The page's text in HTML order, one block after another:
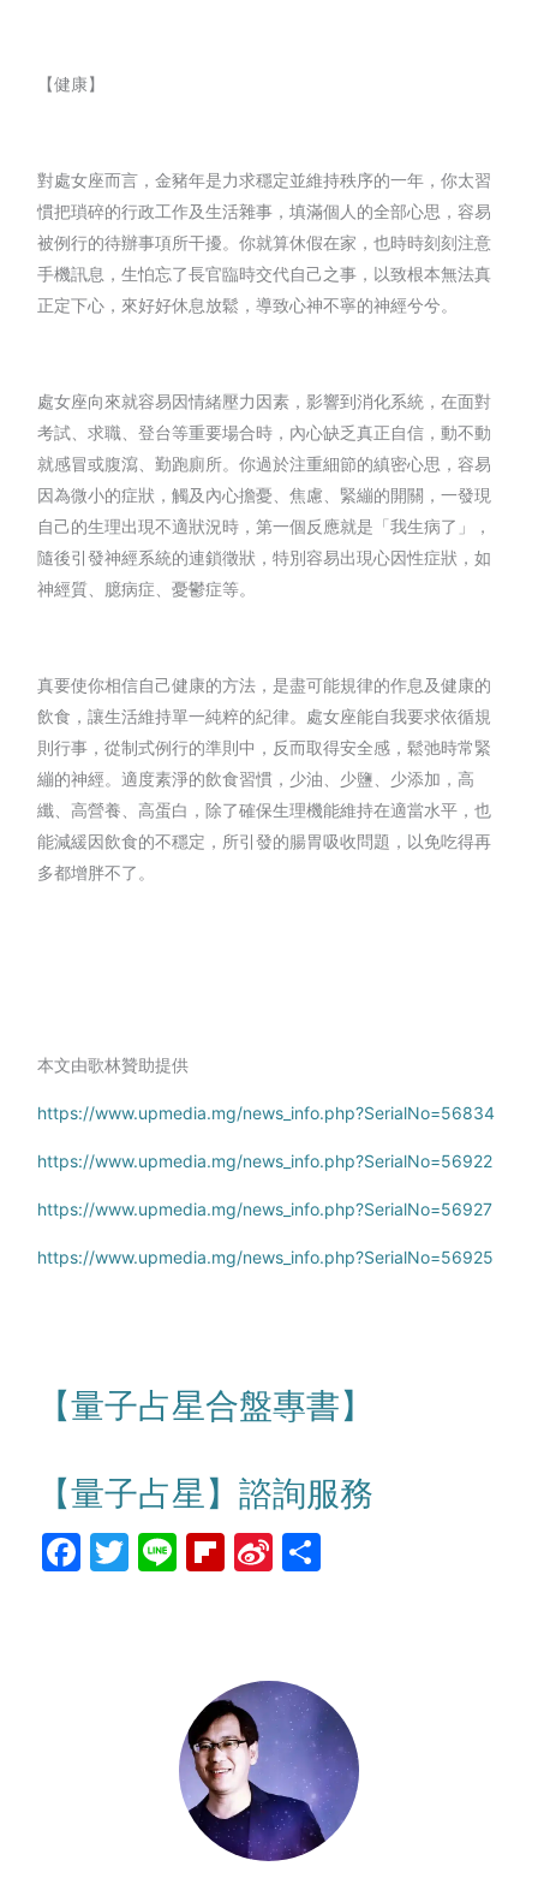
【健康】
對處女座而言，金豬年是力求穩定並維持秩序的一年，你太習
慣把瑣碎的行政工作及生活雜事，填滿個人的全部心思，容易
被例行的待辦事項所干擾。你就算休假在家，也時時刻刻注意
手機訊息，生怕忘了長官臨時交代自己之事，以致根本無法真
正定下心，來好好休息放鬆，導致心神不寧的神經兮兮。
處女座向來就容易因情緒壓力因素，影響到消化系統，在面對
考試、求職、登台等重要場合時，內心缺乏真正自信，動不動
就感冒或腹瀉、勤跑廁所。你過於注重細節的縝密心思，容易
因為微小的症狀，觸及內心擔憂、焦慮、緊繃的開關，一發現
自己的生理出現不適狀況時，第一個反應就是「我生病了」，
隨後引發神經系統的連鎖徵狀，特別容易出現心因性症狀，如
神經質、臆病症、憂鬱症等。
真要使你相信自己健康的方法，是盡可能規律的作息及健康的
飲食，讓生活維持單一純粹的紀律。處女座能自我要求依循規
則行事，從制式例行的準則中，反而取得安全感，鬆弛時常緊
繃的神經。適度素淨的飲食習慣，少油、少鹽、少添加，高
纖、高營養、高蛋白，除了確保生理機能維持在適當水平，也
能減緩因飲食的不穩定，所引發的腸胃吸收問題，以免吃得再
多都增胖不了。
本文由歌林贊助提供
https://www.upmedia.mg/news_info.php?SerialNo=56834
https://www.upmedia.mg/news_info.php?SerialNo=56922
https://www.upmedia.mg/news_info.php?SerialNo=56927
https://www.upmedia.mg/news_info.php?SerialNo=56925
【量子占星合盤專書】
【量子占星】諮詢服務
Facebook
Twitter
LineFlipboard
Sina